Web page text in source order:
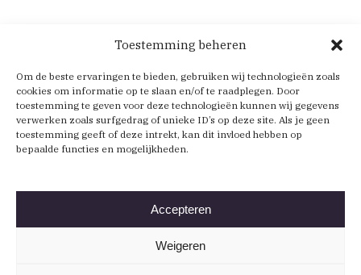
Toestemming beheren
Om de beste ervaringen te bieden, gebruiken wij technologieën zoals
cookies om informatie op te slaan en/of te raadplegen. Door
toestemming te geven voor deze technologieën kunnen wij gegevens
verwerken zoals surfgedrag of unieke ID’s op deze site. Als je geen
toestemming geeft of deze intrekt, kan dit invloed hebben op
bepaalde functies en mogelijkheden.
Accepteren
Weigeren